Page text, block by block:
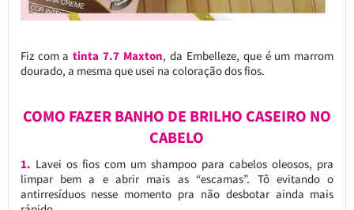
Fiz com atinta 7.7 Maxton, da Embelleze, que é um marrom
dourado, a mesma que usei na coloração dos fios.
COMO FAZER BANHO DE BRILHO CASEIRO NO
CABELO
1. Lavei os fios com um shampoo para cabelos oleosos, pra
limpar bem a e abrir mais as “escamas”. Tô evitando o
antirresíduos nesse momento pra não desbotar ainda mais